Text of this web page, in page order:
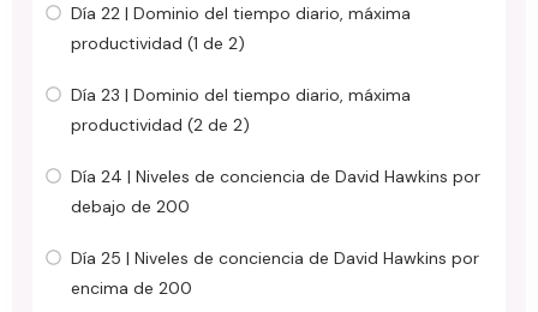
Día 22 | Dominio del tiempo diario, máxima
productividad (1 de 2)
Día 23 | Dominio del tiempo diario, máxima
productividad (2 de 2)
Día 24 | Niveles de conciencia de David Hawkins por
debajo de 200
Día 25 | Niveles de conciencia de David Hawkins por
encima de 200